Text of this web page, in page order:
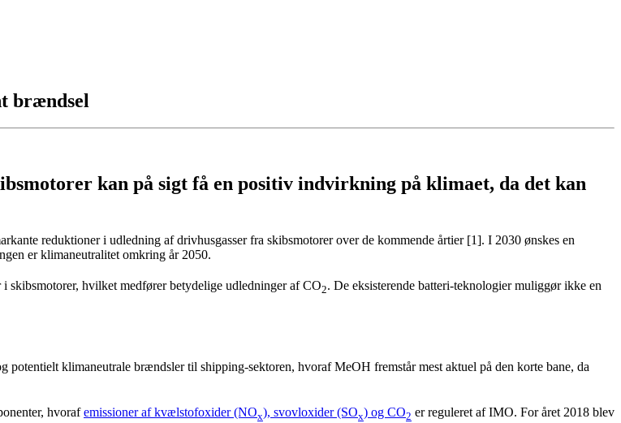
brændsel
kan på sigt få en positiv indvirkning på klimaet, da det kan
reduktioner i udledning af drivhusgasser fra skibsmotorer over de kommende årtier [1]. I 2030 ønskes en
er klimaneutralitet omkring år 2050.
skibsmotorer, hvilket medfører betydelige udledninger af CO2. De eksisterende batteri-teknologier muliggør ikke en
potentielt klimaneutrale brændsler til shipping-sektoren, hvoraf MeOH fremstår mest aktuel på den korte bane, da
hvorafemissioner af kvælstofoxider (NOx), svovloxider (SOx) og CO2 er reguleret af IMO. For året 2018 blev